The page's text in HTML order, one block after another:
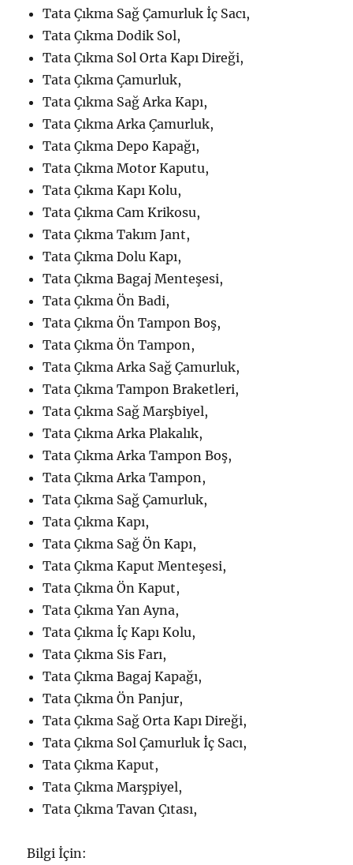
Tata Çıkma Sağ Çamurluk İç Sacı,
Tata Çıkma Dodik Sol,
Tata Çıkma Sol Orta Kapı Direği,
Tata Çıkma Çamurluk,
Tata Çıkma Sağ Arka Kapı,
Tata Çıkma Arka Çamurluk,
Tata Çıkma Depo Kapağı,
Tata Çıkma Motor Kaputu,
Tata Çıkma Kapı Kolu,
Tata Çıkma Cam Krikosu,
Tata Çıkma Takım Jant,
Tata Çıkma Dolu Kapı,
Tata Çıkma Bagaj Menteşesi,
Tata Çıkma Ön Badi,
Tata Çıkma Ön Tampon Boş,
Tata Çıkma Ön Tampon,
Tata Çıkma Arka Sağ Çamurluk,
Tata Çıkma Tampon Braketleri,
Tata Çıkma Sağ Marşbiyel,
Tata Çıkma Arka Plakalık,
Tata Çıkma Arka Tampon Boş,
Tata Çıkma Arka Tampon,
Tata Çıkma Sağ Çamurluk,
Tata Çıkma Kapı,
Tata Çıkma Sağ Ön Kapı,
Tata Çıkma Kaput Menteşesi,
Tata Çıkma Ön Kaput,
Tata Çıkma Yan Ayna,
Tata Çıkma İç Kapı Kolu,
Tata Çıkma Sis Farı,
Tata Çıkma Bagaj Kapağı,
Tata Çıkma Ön Panjur,
Tata Çıkma Sağ Orta Kapı Direği,
Tata Çıkma Sol Çamurluk İç Sacı,
Tata Çıkma Kaput,
Tata Çıkma Marşpiyel,
Tata Çıkma Tavan Çıtası,
Bilgi İçin: